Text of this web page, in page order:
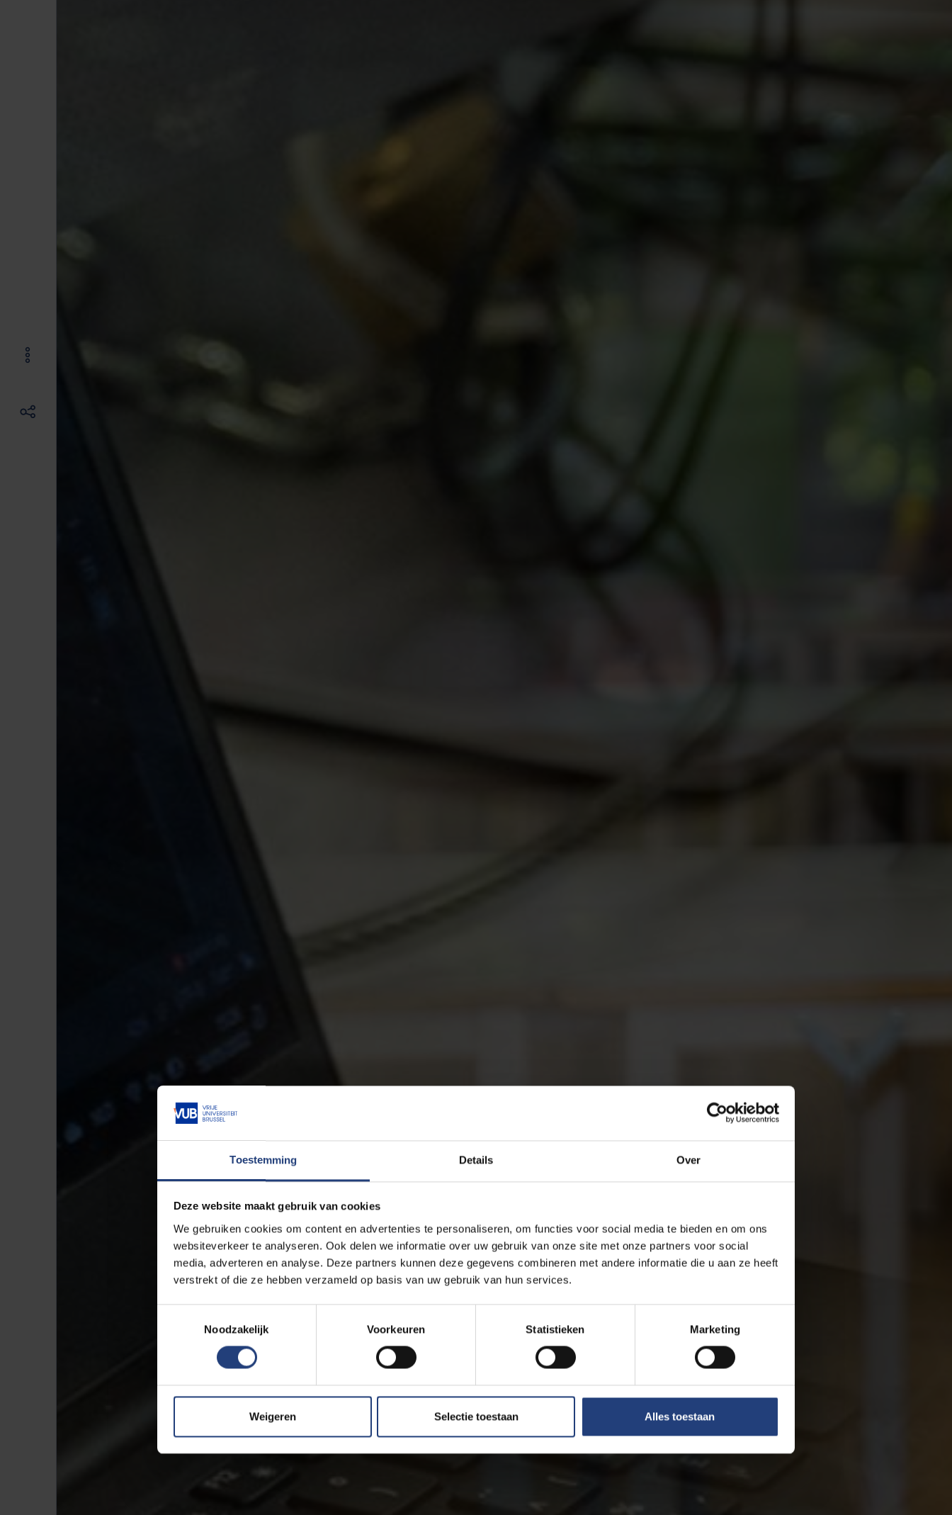
Toestemming Details Over
Deze website maakt gebruik van cookies
We gebruiken cookies om content en advertenties te personaliseren, om functies voor social media te bieden en om ons
websiteverkeer te analyseren. Ook delen we informatie over uw gebruik van onze site met onze partners voor social
media, adverteren en analyse. Deze partners kunnen deze gegevens combineren met andere informatie die u aan ze heeft
verstrekt of die ze hebben verzameld op basis van uw gebruik van hun services.
Noodzakelijk
Voorkeuren Statistieken Marketing
Weigeren Selectie toestaan Alles toestaan